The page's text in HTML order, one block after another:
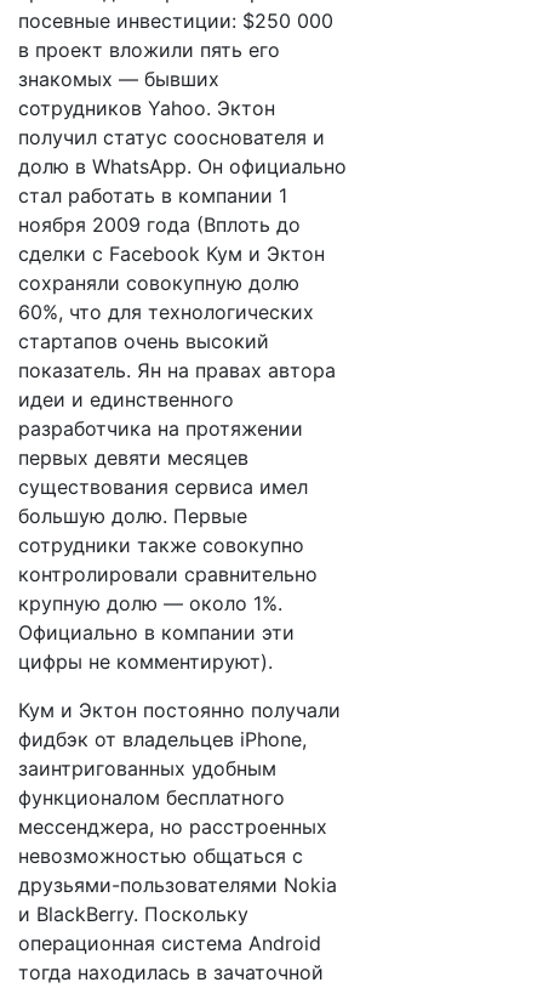
посевные инвестиции: $250 000
в проект вложили пять его
знакомых — бывших
сотрудников Yahoo. Эктон
получил статус сооснователя и
долю в WhatsApp. Он официально
стал работать в компании 1
ноября 2009 года (Вплоть до
сделки с Facebook Кум и Эктон
сохраняли совокупную долю
60%, что для технологических
стартапов очень высокий
показатель. Ян на правах автора
идеи и единственного
разработчика на протяжении
первых девяти месяцев
существования сервиса имел
большую долю. Первые
сотрудники также совокупно
контролировали сравнительно
крупную долю — около 1%.
Официально в компании эти
цифры не комментируют).
Кум и Эктон постоянно получали
фидбэк от владельцев iPhone,
заинтригованных удобным
функционалом бесплатного
мессенджера, но расстроенных
невозможностью общаться с
друзьями-пользователями Nokia
и BlackBerry. Поскольку
операционная система Android
тогда находилась в зачаточной